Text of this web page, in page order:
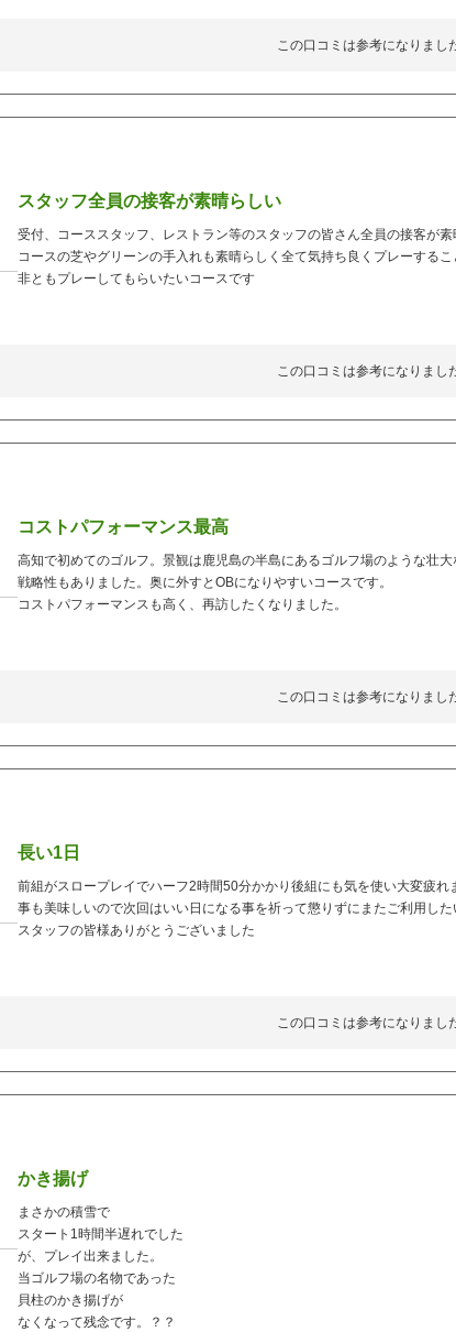
この口コミは参考になりまし
スタッフ全員の接客が素晴らしい
受付、コーススタッフ、レストラン等のスタッフの皆さん全員の接客が
コースの芝やグリーンの手入れも素晴らしく全て気持ち良くプレーする
非ともプレーしてもらいたいコースです
この口コミは参考になりまし
コストパフォーマンス最高
高知で初めてのゴルフ。景観は鹿児島の半島にあるゴルフ場のような壮大
戦略性もありました。奥に外すとOBになりやすいコースです。
コストパフォーマンスも高く、再訪したくなりました。
この口コミは参考になりまし
長い1日
前組がスロープレイでハーフ2時間50分かかり後組にも気を使い大変疲
事も美味しいので次回はいい日になる事を祈って懲りずにまたご利用し
スタッフの皆様ありがとうございました
この口コミは参考になりまし
かき揚げ
まさかの積雪で
スタート1時間半遅れでした
が、プレイ出来ました。
当ゴルフ場の名物であった
貝柱のかき揚げが
なくなって残念です。？？